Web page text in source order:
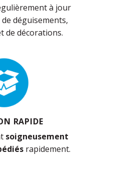
à jour
déguisements,
de décorations.
RAPIDE
soigneusement
rapidement.